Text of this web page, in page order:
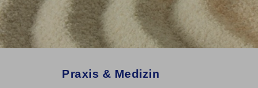
Praxis & Medizin